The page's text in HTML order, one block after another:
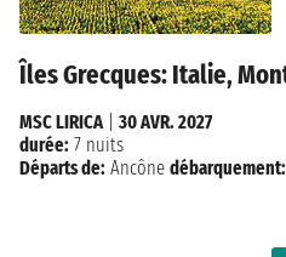
Îles Grecques: Italie,
MSC LIRICA| 30 AVR. 2027
durée: 7 nuits
Départs de: Ancône débarquement: